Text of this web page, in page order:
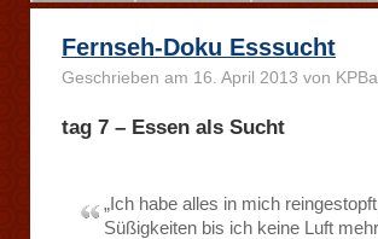
Fernseh-Doku Esssucht
Geschrieben am 16. April 2013 von
tag 7 – Essen als Sucht
„Ich habe alles in mich
Süßigkeiten bis ich keine Luft